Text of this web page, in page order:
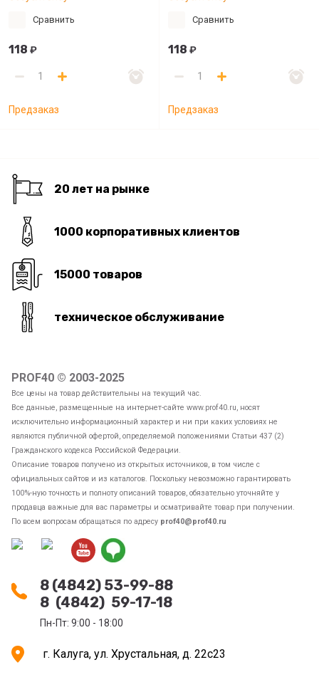
Сравнить
118 ₽
Предзаказ
Сравнить
118 ₽
Предзаказ
20 лет на рынке
1000 корпоративных клиентов
15000 товаров
техническое обслуживание
PROF40 © 2003-2025
Все цены на товар действительны на текущий час.
Все данные, размещенные на интернет-сайте www.prof40.ru, носят
исключительно информационный характер и ни при каких условиях не
являются публичной офертой, определяемой положениями Статьи 437 (2)
Гражданского кодекса Российской Федерации.
Описание товаров получено из открытых источников, в том числе с
официальных сайтов и из каталогов. Поскольку невозможно гарантировать
100%-ную точность и полноту описаний товаров, обязательно уточняйте у
продавца важные для вас параметры и осматривайте товар при получении.
По всем вопросам обращаться по адресу prof40@prof40.ru
8 (4842) 53-99-88
8 (4842) 59-17-18
Пн-Пт: 9:00 - 18:00
г. Калуга, ул. Хрустальная, д. 22с23